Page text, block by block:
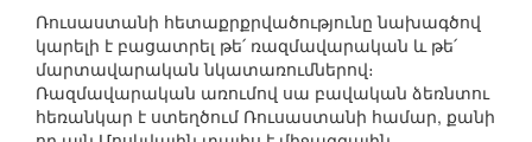
Ռուսաստանի հետաքրքրվածությունը նախագծով
կարելի է բացատրել թե՛ ռազմավարական և թե՛
մարտավարական նկատառումներով։
Ռազմավարական առումով սա բավական ձեռնտու
հեռանկար է ստեղծում Ռուսաստանի համար, քանի